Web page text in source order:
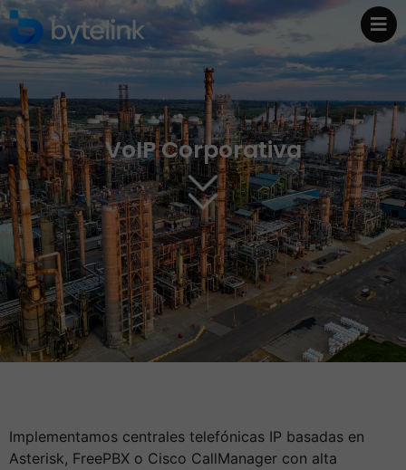
VoIP Corporativa
Implementamos centrales telefónicas IP basadas en
Asterisk, FreePBX o Cisco CallManager con alta